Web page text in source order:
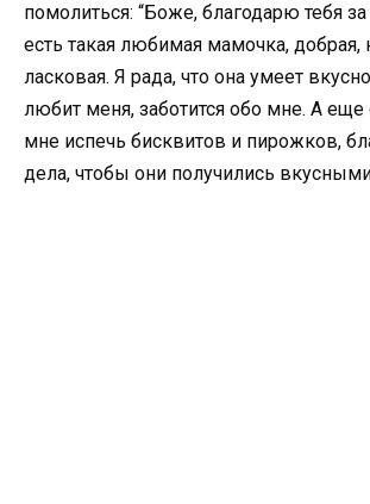
помолиться: “Боже, благодарю тебя за
есть такая любимая мамочка, добрая,
ласковая. Я рада, что она умеет
любит меня, заботится обо мне. А
мне испечь бисквитов и пирожков,
дела, чтобы они получились